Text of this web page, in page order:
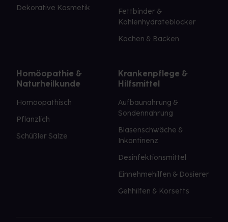
Dekorative Kosmetik
Fettbinder &
Kohlenhydrateblocker
Kochen & Backen
Homöopathie &
Naturheilkunde
Homöopathisch
Pflanzlich
Schüßler Salze
Krankenpflege &
Hilfsmittel
Aufbaunahrung &
Sondennahrung
Blasenschwäche &
Inkontinenz
Desinfektionsmittel
Einnehmehilfen & Dosierer
Gehhilfen & Korsetts